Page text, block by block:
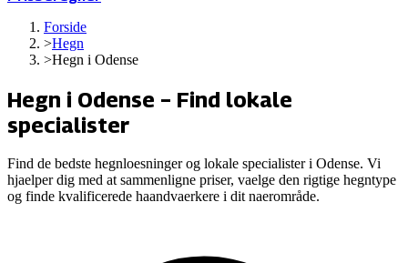
Forside
>Hegn
>Hegn i Odense
Hegn i Odense – Find lokale
specialister
Find de bedste hegnloesninger og lokale specialister i Odense. Vi
hjaelper dig med at sammenligne priser, vaelge den rigtige hegntype
og finde kvalificerede haandvaerkere i dit naerområde.